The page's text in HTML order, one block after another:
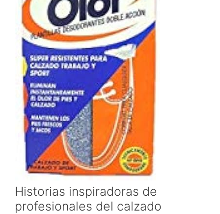
Historias inspiradoras de
profesionales del calzado